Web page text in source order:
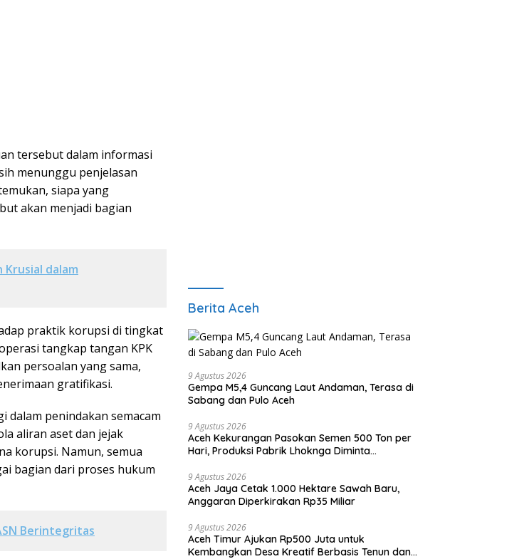
tersebut dalam informasi
menunggu penjelasan
siapa yang
akan menjadi bagian
Krusial dalam
praktik korupsi di tingkat
tangkap tangan KPK
persoalan yang sama,
gratifikasi.
penindakan semacam
aliran aset dan jejak
korupsi. Namun, semua
bagian dari proses hukum
Berintegritas
Berita Aceh
9 Agustus 2026
Gempa M5,4 Guncang Laut Andaman, Terasa di
Sabang dan Pulo Aceh
9 Agustus 2026
Aceh Kekurangan Pasokan Semen 500 Ton per
Hari, Produksi Pabrik Lhoknga Diminta
9 Agustus 2026
Aceh Jaya Cetak 1.000 Hektare Sawah Baru,
Anggaran Diperkirakan Rp35 Miliar
9 Agustus 2026
Aceh Timur Ajukan Rp500 Juta untuk
Kembangkan Desa Kreatif Berbasis Tenun dan